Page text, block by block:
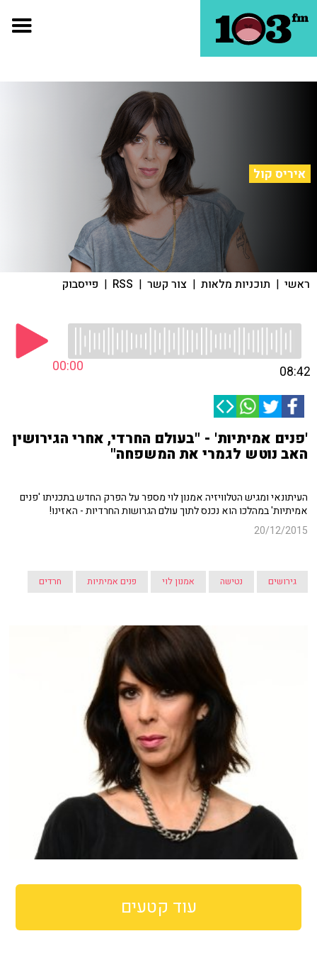
איריס קול
ראשי | תוכניות מלאות | צור קשר |
RSS
| פייסבוק
00:00 08:42
'פנים אמיתיות' - "בעולם החרדי, אחרי הגירושין
האב נוטש לגמרי את המשפחה"
העיתונאי ומגיש הטלוויזיה אמנון לוי מספר על הפרק החדש בתכניתו 'פנים
אמיתיות' במהלכו הוא נכנס לתוך עולם הגרושות החרדיות - האזינו!
20/12/2015
גירושים נטישה אמנון לוי פנים אמיתיות חרדים
עוד קטעים